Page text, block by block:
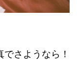
さようなら！